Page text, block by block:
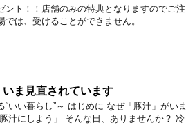
ト！！店舗のみの特典となりますのでご注
は、受けることができません。
いま見直されています
いい暮らし”～ はじめに なぜ「豚汁」がいま
汁にしよう」 そんな日、ありませんか？ 冷